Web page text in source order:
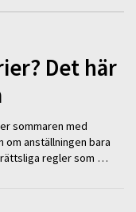
Det här
sommaren med
anställningen bara
regler som …